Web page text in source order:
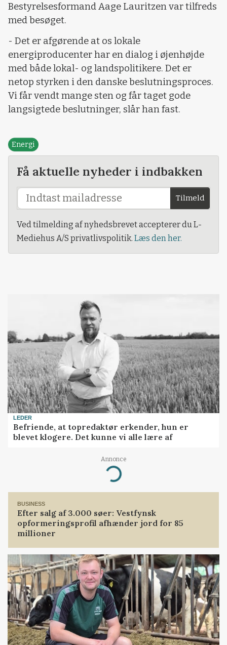
Bestyrelsesformand Aage Lauritzen var tilfreds
med besøget.
- Det er afgørende at os lokale
energiproducenter har en dialog i øjenhøjde
med både lokal- og landspolitikere. Det er
netop styrken i den danske beslutningsproces.
Vi får vendt mange sten og får taget gode
langsigtede beslutninger, slår han fast.
Energi
Få aktuelle nyheder i indbakken
Tilmeld
Ved tilmelding af nyhedsbrevet accepterer du L-
Mediehus A/S privatlivspolitik. Læs den her.
LEDER
Befriende, at topredaktør erkender, hun er
blevet klogere. Det kunne vi alle lære af
Annonce
Loading...
BUSINESS
Efter salg af 3.000 søer: Vestfynsk
opformeringsprofil afhænder jord for 85
millioner